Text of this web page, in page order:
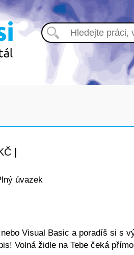
|
úvazek
Visual Basic a poradíš si s
Volná židle na Tebe čeká